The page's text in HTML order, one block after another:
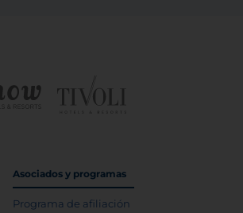
Asociados y programas
Programa de afiliación